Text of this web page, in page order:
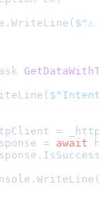
$"⚠️
=
= await